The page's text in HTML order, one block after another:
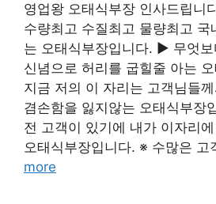
영업왕 오태식부장 인사드립니
수량최고 수질최고 물량최고 국
는 오태식부장입니다. ▶ 무엇
신념으로 허리를 굽힐줄 아는
지금 저의 이 자리는 고객님들
겸손함을 잃지않는 오태식부장
전 고객이 있기에 내가 이자리
오태식부장입니다. ※ 수많은 고
more